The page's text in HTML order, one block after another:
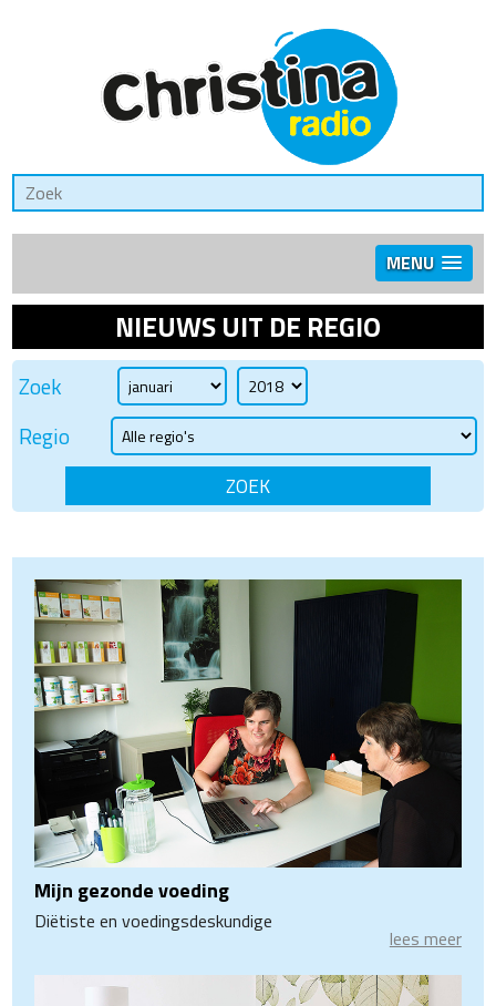
MENU
NIEUWS UIT DE REGIO
Zoek
Regio
Mijn gezonde voeding
Diëtiste en voedingsdeskundige
lees meer